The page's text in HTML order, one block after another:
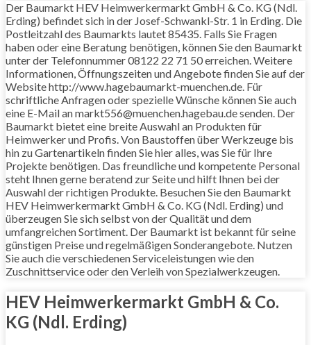
Der Baumarkt HEV Heimwerkermarkt GmbH & Co. KG (Ndl.
Erding) befindet sich in der Josef-Schwankl-Str. 1 in Erding. Die
Postleitzahl des Baumarkts lautet 85435. Falls Sie Fragen
haben oder eine Beratung benötigen, können Sie den Baumarkt
unter der Telefonnummer 08122 22 71 50 erreichen. Weitere
Informationen, Öffnungszeiten und Angebote finden Sie auf der
Website http://www.hagebaumarkt-muenchen.de. Für
schriftliche Anfragen oder spezielle Wünsche können Sie auch
eine E-Mail an markt556@muenchen.hagebau.de senden. Der
Baumarkt bietet eine breite Auswahl an Produkten für
Heimwerker und Profis. Von Baustoffen über Werkzeuge bis
hin zu Gartenartikeln finden Sie hier alles, was Sie für Ihre
Projekte benötigen. Das freundliche und kompetente Personal
steht Ihnen gerne beratend zur Seite und hilft Ihnen bei der
Auswahl der richtigen Produkte. Besuchen Sie den Baumarkt
HEV Heimwerkermarkt GmbH & Co. KG (Ndl. Erding) und
überzeugen Sie sich selbst von der Qualität und dem
umfangreichen Sortiment. Der Baumarkt ist bekannt für seine
günstigen Preise und regelmäßigen Sonderangebote. Nutzen
Sie auch die verschiedenen Serviceleistungen wie den
Zuschnittservice oder den Verleih von Spezialwerkzeugen.
HEV Heimwerkermarkt GmbH & Co.
KG (Ndl. Erding)